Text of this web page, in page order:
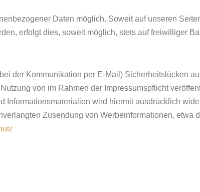
Daten möglich. Soweit auf unseren
erfolgt dies, soweit möglich, stets auf freiwilliger
der Kommunikation per E-Mail) Sicherheitslücken
von im Rahmen der Impressumspflicht
Informationsmaterialien wird hiermit ausdrücklich
Zusendung von Werbeinformationen, etwa